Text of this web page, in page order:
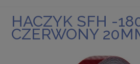
HACZYK SFH -
CZERWONY